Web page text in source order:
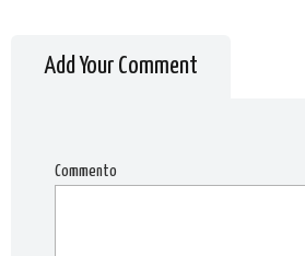
Add Your Comment
Commento